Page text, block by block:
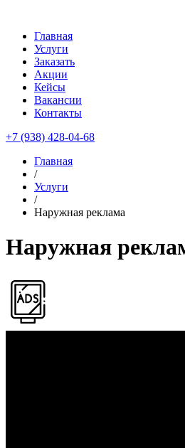
Главная
Услуги
Заказать
Акции
Кейсы
Вакансии
Контакты
+7 (938) 428-04-68
Главная
/
Услуги
/
Наружная реклама
Наружная